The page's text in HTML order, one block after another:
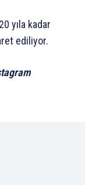
yıla kadar
ediliyor.